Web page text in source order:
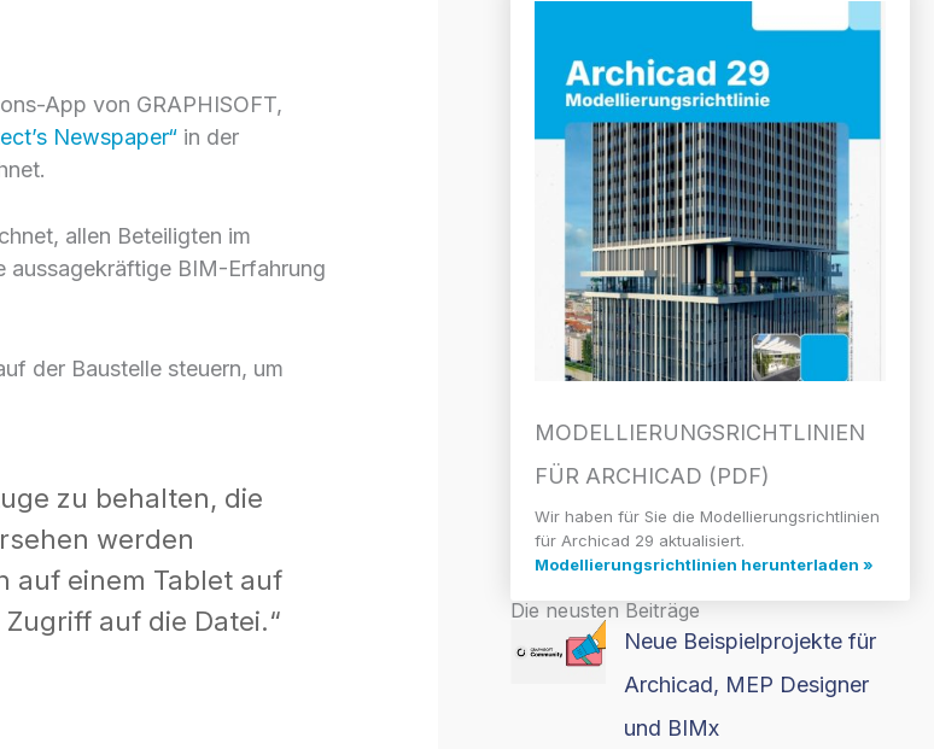
App von GRAPHISOFT,
Newspaper“ in der
allen Beteiligten im
aussagekräftige BIM-Erfahrung
der Baustelle steuern, um
zu behalten, die
werden
auf einem Tablet auf
auf die Datei.“
MODELLIERUNGS­RICHTLINIEN
FÜR ARCHICAD (PDF)
Wir haben für Sie die Modellierungsrichtlinien
für Archicad 29 aktualisiert.
Modellierungsrichtlinien herunterladen »
Die neusten Beiträge
Neue Beispielprojekte für
Archicad, MEP Designer
und BIMx